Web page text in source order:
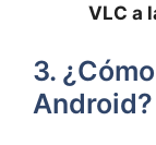
VLC a
3.
Android?